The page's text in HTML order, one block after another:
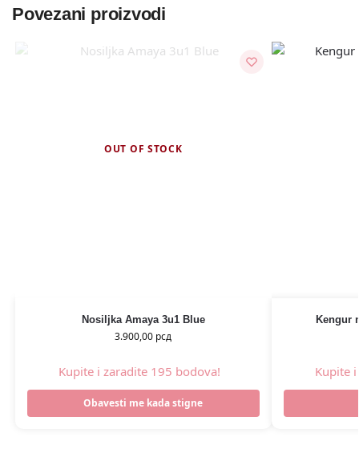
Povezani proizvodi
OUT OF STOCK
Nosiljka Amaya 3u1 Blue
3.900,00 рсд
Kupite i zaradite 195 bodova!
Obavesti me kada stigne
Kengur
Kupite